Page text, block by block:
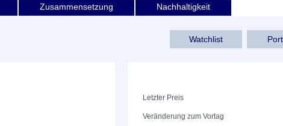
Zusammensetzung Nachhaltigkeit
Watchlist
Letzter Preis
Veränderung zum Vortag